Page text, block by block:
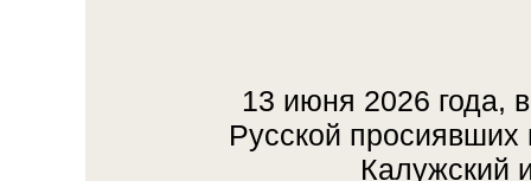
13 июня 2026 года,
Русской
Калужский